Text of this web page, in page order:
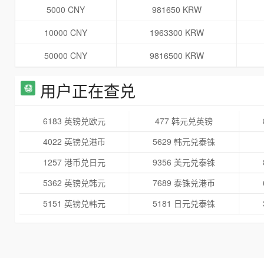
5000 CNY
981650 KRW
10000 CNY
1963300 KRW
50000 CNY
9816500 KRW
用户正在查兑
6183 英镑兑欧元 477 韩元兑英镑
4022 英镑兑港币
5629 韩元兑泰铢
1257 港币兑日元
9356 美元兑泰铢
5362 英镑兑韩元
7689 泰铢兑港币
5151 英镑兑韩元
5181 日元兑泰铢